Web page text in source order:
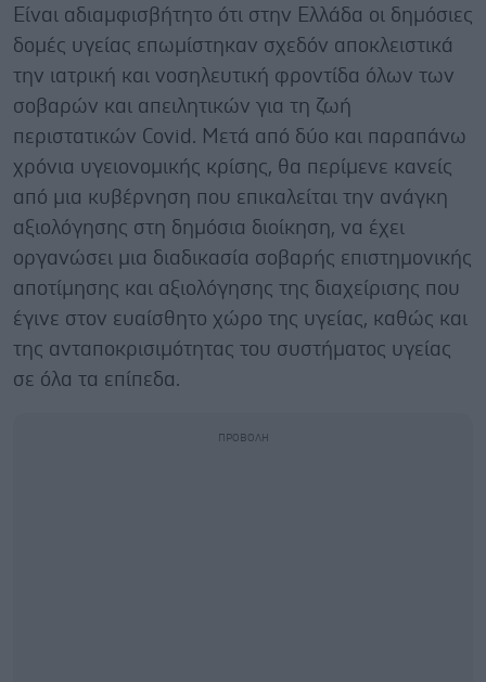
Είναι αδιαμφισβήτητο ότι στην Ελλάδα οι δημόσιες
δομές υγείας επωμίστηκαν σχεδόν αποκλειστικά
την ιατρική και νοσηλευτική φροντίδα όλων των
σοβαρών και απειλητικών για τη ζωή
περιστατικών Covid. Μετά από δύο και παραπάνω
χρόνια υγειονομικής κρίσης, θα περίμενε κανείς
από μια κυβέρνηση που επικαλείται την ανάγκη
αξιολόγησης στη δημόσια διοίκηση, να έχει
οργανώσει μια διαδικασία σοβαρής επιστημονικής
αποτίμησης και αξιολόγησης της διαχείρισης που
έγινε στον ευαίσθητο χώρο της υγείας, καθώς και
της ανταποκρισιμότητας του συστήματος υγείας
σε όλα τα επίπεδα.